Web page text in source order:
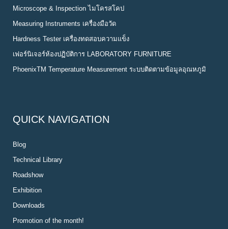
Microscope & Inspection ไมโครสโคป
Measuring Instruments เครื่องมือวัด
Hardness Tester เครื่องทดสอบความแข็ง
เฟอร์นิเจอร์ห้องปฏิบัติการ LABORATORY FURNITURE
PhoenixTM Temperature Measurement ระบบติดตามข้อมูลอุณหภูมิ
QUICK NAVIGATION
Blog
Technical Library
Roadshow
Exhibition
Downloads
Promotion of the month!